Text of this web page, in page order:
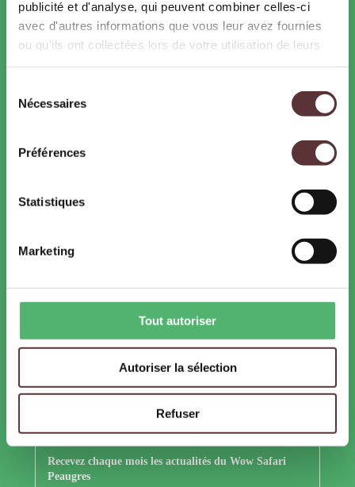
publicité et d'analyse, qui peuvent combiner celles-ci
avec d'autres informations que vous leur avez fournies
ou qu'ils ont collectées lors de votre utilisation de leurs
Nécessaires
Préférences
Statistiques
Marketing
Tout autoriser
Autoriser la sélection
Refuser
CONTACTS
Accessibilité
: Attention, présence de pentes
supérieures à 20%, fauteuil électrique conseillé.
YouTube LinkedIn X
S'ABONNER À NOTRE NEWSLETTER
Recevez chaque mois les actualités du Wow Safari
Peaugres